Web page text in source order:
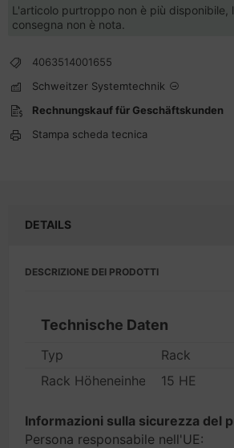
L'articolo purtroppo non è più disponibile,
consegna non è nota.
4063514001655
Schweitzer Systemtechnik
Rechnungskauf für Geschäftskunden
Stampa scheda tecnica
DETAILS
DESCRIZIONE DEI PRODOTTI
Technische Daten
Typ
Rack
Rack Höheneinheiten15 HE
Informazioni sulla sicurezza del
Persona responsabile nell'UE: